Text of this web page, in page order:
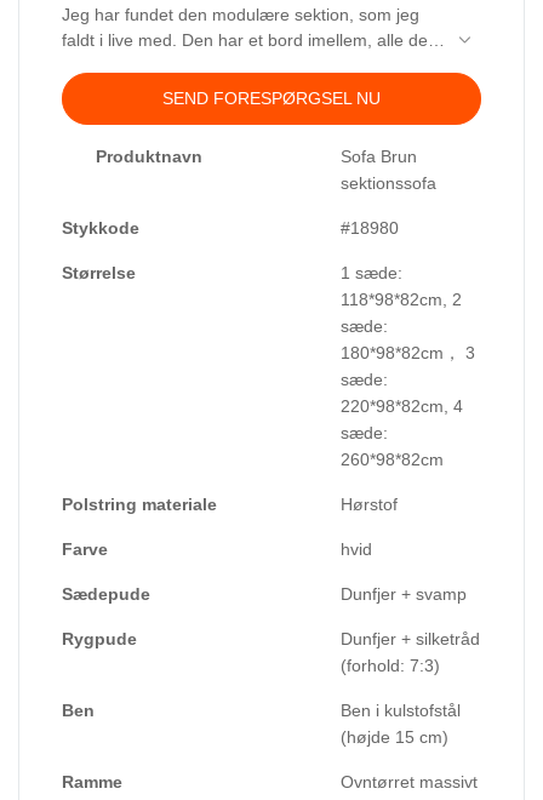
Jeg har fundet den modulære sektion, som jeg
faldt i live med. Den har et bord imellem, alle dele
blødt hørstof - fantastisk!SEND FORESPØRGSEL NU
Produktnavn
Sofa Brun
sektionssofa
Stykkode #18980
Størrelse
1 sæde:
118*98*82cm, 2
sæde:
180*98*82cm， 3
sæde:
220*98*82cm, 4
sæde:
260*98*82cm
Polstring materiale Hørstof
Farve hvid
Sædepude Dunfjer + svamp
Rygpude
Dunfjer + silketråd
(forhold: 7:3)
Ben
Ben i kulstofstål
(højde 15 cm)
Ramme
Ovntørret massivt